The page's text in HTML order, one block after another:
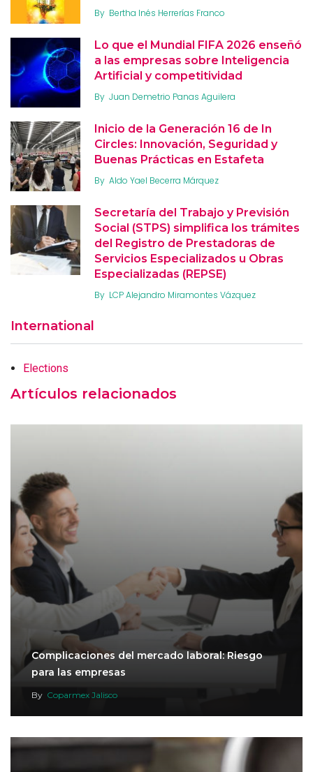
By Bertha Inés Herrerías Franco
Lo que el Mundial FIFA 2026 enseñó
a las empresas sobre Inteligencia
Artificial y competitividad
By Juan Demetrio Panas Aguilera
Inicio de la Generación 16 de In
Circles: Innovación, Seguridad y
Buenas Prácticas en Estafeta
By Aldo Yael Becerra Márquez
Secretaría del Trabajo y Previsión
Social (STPS) simplifica los trámites
del Registro de Prestadoras de
Servicios Especializados u Obras
Especializadas (REPSE)
By LCP Alejandro Miramontes Vázquez
International
Elections
Artículos relacionados
Complicaciones del mercado laboral: Riesgo
para las empresas
By Coparmex Jalisco